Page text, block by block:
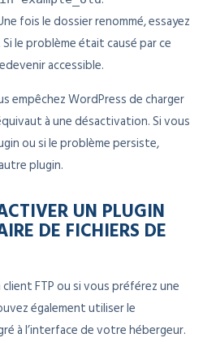
fois le dossier renommé, essayez
le problème était causé par ce
accessible.
empêchez WordPress de charger
à une désactivation. Si vous
ou si le problème persiste,
plugin.
UN PLUGIN
DE FICHIERS DE
client FTP ou si vous préférez une
également utiliser le
à l’interface de votre hébergeur.